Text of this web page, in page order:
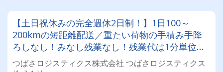
【土日祝休みの完全週休2日制！】1日100～
200kmの短距離配送／重たい荷物の手積み手降
ろしなし！みなし残業なし！残業代は1分単位で
支給！トラックは新車！
つばさロジスティクス株式会社 つばさロジスティクス